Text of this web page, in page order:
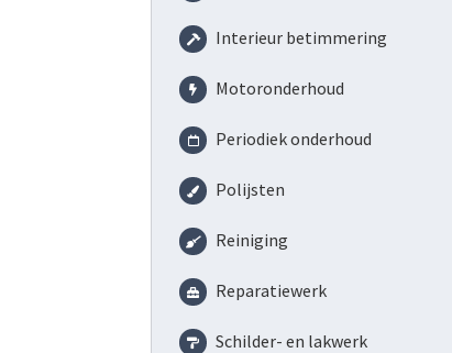
Interieur betimmering
Motoronderhoud
Periodiek onderhoud
Polijsten
Reiniging
Reparatiewerk
Schilder- en lakwerk